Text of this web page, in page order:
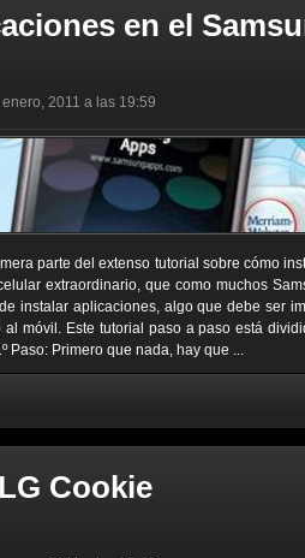
en el
2011 a las 19:59
parte del extenso tutorial sobre cómo
extraordinario, que como muchos
instalar aplicaciones, algo que debe ser
móvil. Este tutorial paso a paso está
Paso: Primero que nada, hay que ...
Cookie